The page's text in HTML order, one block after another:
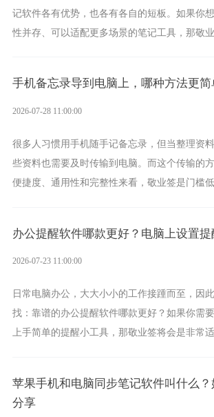
记软件各有优势，也各有各自的短板。如果你
性并存、可以适配更多场景的笔记工具，那敬
手机备忘录导到电脑上，哪种方法更简
2026-07-28 11:00:00
很多人习惯用手机随手记备忘录，但当整理资
些资料也需要及时传输到电脑。而这个传输的
便捷度、通用性和完整性来看，敬业签是门槛
办公提醒软件哪款更好？电脑上设置
2026-07-23 11:00:00
日常电脑办公，大大小小的工作接踵而至，因
找：靠谱的办公提醒软件哪款更好？如果你需
上手简单的提醒小工具，那敬业签将会是非常
苹果手机和电脑同步笔记软件叫什么
分享